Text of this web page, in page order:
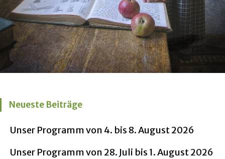
Neueste Beiträge
Unser Programm von 4. bis 8. August 2026
Unser Programm von 28. Juli bis 1. August 2026